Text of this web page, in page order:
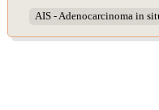
AIS - Adenocarcinoma in